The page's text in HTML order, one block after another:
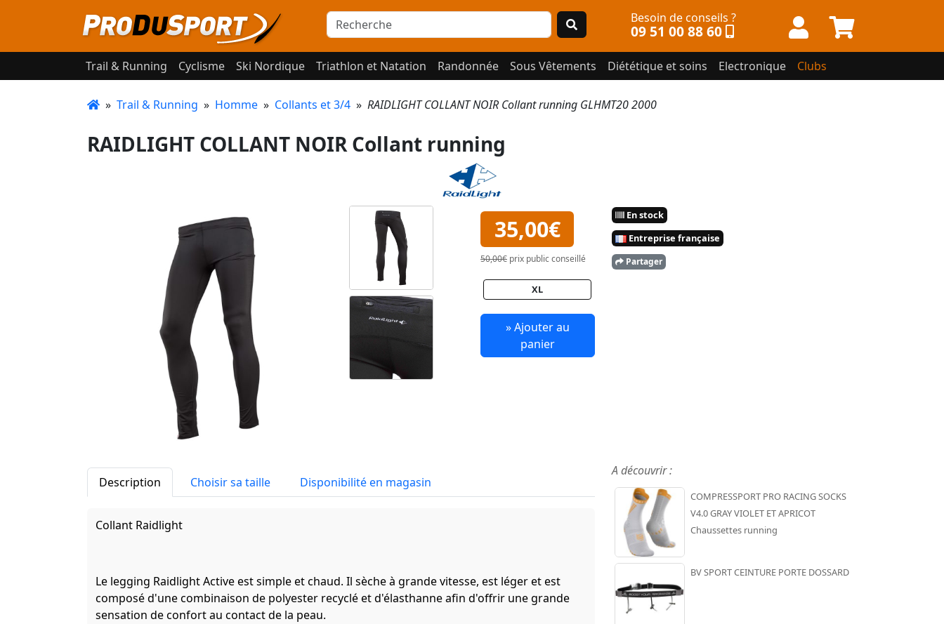
Besoin de conseils ?
09 51 00 88 60
Trail & Running Cyclisme Ski Nordique Triathlon et Natation Randonnée Sous Vêtements Diététique et soins Electronique Clubs
» Trail & Running » Homme » Collants et 3/4 » RAIDLIGHT COLLANT NOIR Collant running GLHMT20 2000
RAIDLIGHT COLLANT NOIR Collant running
35,00€
50,00€ prix public conseillé
XL
» Ajouter au
panier
En stock
Entreprise française
Partager
Description Choisir sa taille Disponibilité en magasin
Collant Raidlight
Le legging Raidlight Active est simple et chaud. Il sèche à grande vitesse, est léger et est
composé d'une combinaison de polyester recyclé et d'élasthanne afin d'offrir une grande
sensation de confort au contact de la peau.
A découvrir :
COMPRESSPORT PRO RACING SOCKS
V4.0 GRAY VIOLET ET APRICOT
Chaussettes running
BV SPORT CEINTURE PORTE DOSSARD